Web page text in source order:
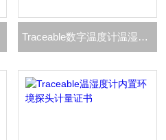
Traceable数字温度计温湿度计